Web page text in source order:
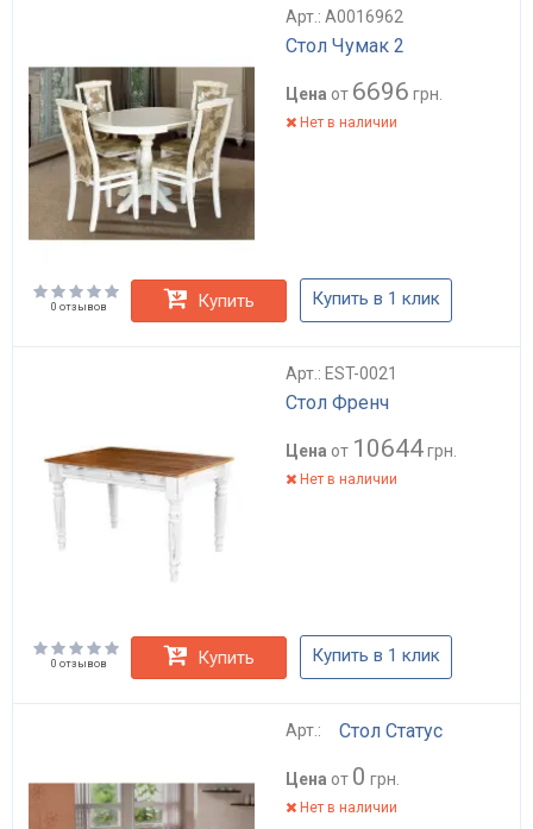
Арт.: А0016962
Стол Чумак 2
Цена от 6696 грн.
Нет в наличии
0 отзывов Купить Купить в 1 клик
Арт.: EST-0021
Стол Френч
Цена от 10644грн.
Нет в наличии
0 отзывов Купить Купить в 1 клик
Арт.: Стол Статус
Цена от 0 грн.
Нет в наличии